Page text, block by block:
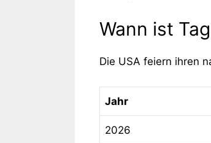
Wann ist
Die USA feiern ihren
Jahr
2026